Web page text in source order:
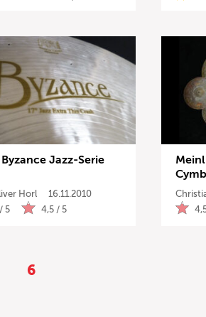
Licht
Vocals
Software
Ergebnisse anzeigen
Jazz-Serie
Horl
16.11.2010
5
4,5 / 5
6